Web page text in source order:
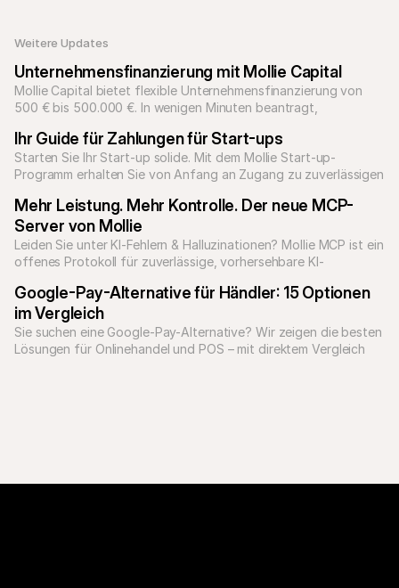
Weitere Updates
Unternehmensfinanzierung mit Mollie Capital
Mollie Capital bietet flexible Unternehmensfinanzierung von
500 € bis 500.000 €. In wenigen Minuten beantragt,
Ihr Guide für Zahlungen für Start-ups
Starten Sie Ihr Start-up solide. Mit dem Mollie Start-up-
Programm erhalten Sie von Anfang an Zugang zu zuverlässigen
Mehr Leistung. Mehr Kontrolle. Der neue MCP-
Server von Mollie
Leiden Sie unter KI-Fehlern & Halluzinationen? Mollie MCP ist ein
offenes Protokoll für zuverlässige, vorhersehbare KI-
Google-Pay-Alternative für Händler: 15 Optionen
im Vergleich
Sie suchen eine Google-Pay-Alternative? Wir zeigen die besten
Lösungen für Onlinehandel und POS – mit direktem Vergleich